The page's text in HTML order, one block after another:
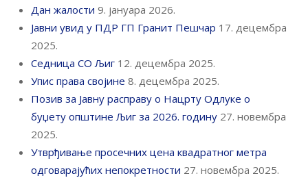
Дан жалости 9. јануара 2026.
Јавни увид у ПДР ГП Гранит Пешчар 17. децембра
2025.
Седница СО Љиг 12. децембра 2025.
Упис права својине 8. децембра 2025.
Позив за Јавну расправу о Нацрту Одлуке о
буџету општине Љиг за 2026. годину 27. новембра
2025.
Утврђивање просечних цена квадратног метра
одговарајућих непокретности 27. новембра 2025.